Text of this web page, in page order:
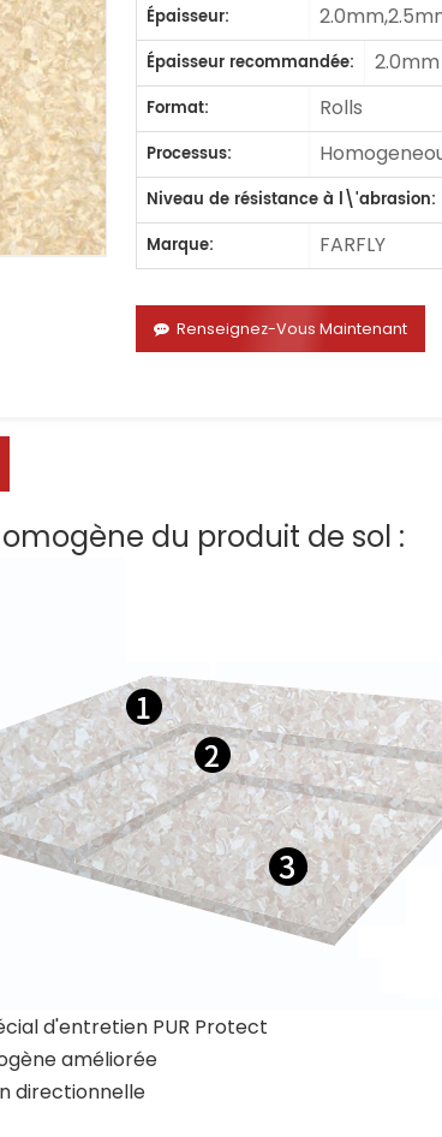
Épaisseur:
Épaisseur recommandée: 2.0mm
Format: Rolls
Processus:
Niveau de résistance à l\'abrasion:
Marque:
FARFLY
Renseignez-Vous Maintenant
du produit de sol :
d'entretien PUR Protect
améliorée
directionnelle